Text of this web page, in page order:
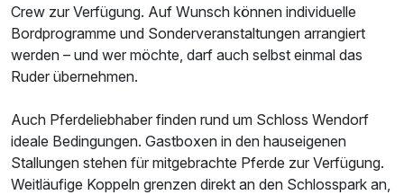
Crew zur Verfügung. Auf Wunsch können individuelle
Bordprogramme und Sonderveranstaltungen arrangiert
werden – und wer möchte, darf auch selbst einmal das
Ruder übernehmen.
Auch Pferdeliebhaber finden rund um Schloss Wendorf
ideale Bedingungen. Gastboxen in den hauseigenen
Stallungen stehen für mitgebrachte Pferde zur Verfügung.
Weitläufige Koppeln grenzen direkt an den Schlosspark an,